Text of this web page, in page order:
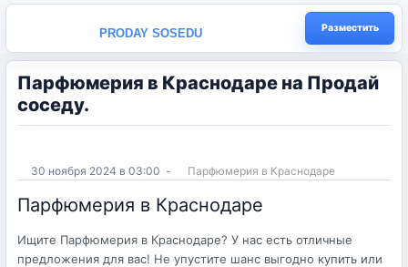
PRODAY SOSEDU Разместить
Парфюмерия в Краснодаре на Продай
соседу.
30 ноября 2024 в 03:00 - Парфюмерия в Краснодаре
Парфюмерия в Краснодаре
Ищите Парфюмерия в Краснодаре? У нас есть отличные
предложения для вас! Не упустите шанс выгодно купить или